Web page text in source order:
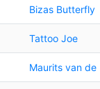
Bizas Butterfly
Tattoo Joe
Maurits van de